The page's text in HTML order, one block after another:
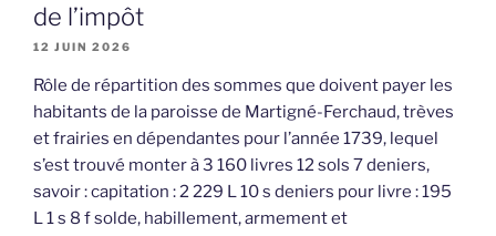
de l’impôt
12 JUIN 2026
Rôle de répartition des sommes que doivent payer les
habitants de la paroisse de Martigné-Ferchaud, trèves
et frairies en dépendantes pour l’année 1739, lequel
s’est trouvé monter à 3 160 livres 12 sols 7 deniers,
savoir : capitation : 2 229 L 10 s deniers pour livre : 195
L 1 s 8 f solde, habillement, armement et